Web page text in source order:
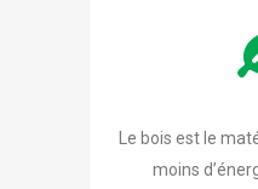
Le bois est le
moins